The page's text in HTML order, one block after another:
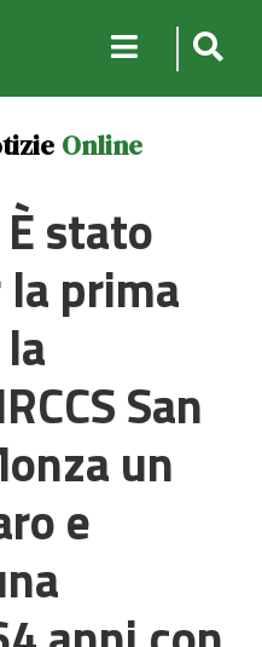
Online
stato
prima
San
un
e